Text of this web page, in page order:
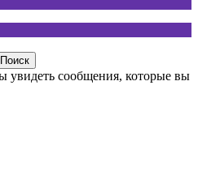
Поиск
увидеть сообщения, которые вы